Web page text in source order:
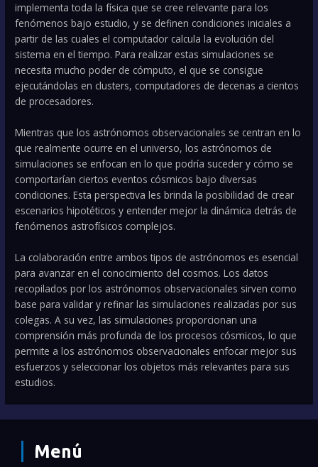
implementa toda la física que se cree relevante para los
fenómenos bajo estudio, y se definen condiciones iniciales a
partir de las cuales el computador calcula la evolución del
sistema en el tiempo. Para realizar estas simulaciones se
necesita mucho poder de cómputo, el que se consigue
ejecutándolas en clusters, computadores de decenas a cientos
de procesadores.
Mientras que los astrónomos observacionales se centran en lo
que realmente ocurre en el universo, los astrónomos de
simulaciones se enfocan en lo que podría suceder y cómo se
comportarían ciertos eventos cósmicos bajo diversas
condiciones. Esta perspectiva les brinda la posibilidad de crear
escenarios hipotéticos y entender mejor la dinámica detrás de
fenómenos astrofísicos complejos.
La colaboración entre ambos tipos de astrónomos es esencial
para avanzar en el conocimiento del cosmos. Los datos
recopilados por los astrónomos observacionales sirven como
base para validar y refinar las simulaciones realizadas por sus
colegas. A su vez, las simulaciones proporcionan una
comprensión más profunda de los procesos cósmicos, lo que
permite a los astrónomos observacionales enfocar mejor sus
esfuerzos y seleccionar los objetos más relevantes para sus
estudios.
Menú